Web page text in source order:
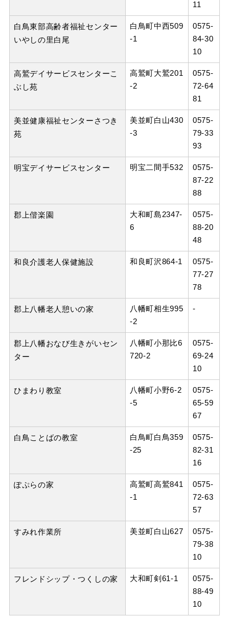
11
白鳥東部高齢者福祉センター
いやしの里白尾
白鳥町中西509
-1
0575-
84-30
10
高鷲デイサービスセンターこ
ぶし苑
高鷲町大鷲201
-2
0575-
72-64
81
美並健康福祉センターさつき
苑
美並町白山430
-3
0575-
79-33
93
明宝デイサービスセンター 明宝二間手532
0575-
87-22
88
郡上偕楽園
大和町島2347-
6
0575-
88-20
48
和良介護老人保健施設 和良町沢864-1
0575-
77-27
78
郡上八幡老人憩いの家
八幡町相生995
-2
-
郡上八幡おなび生きがいセン
ター
八幡町小那比6
720-2
0575-
69-24
10
ひまわり教室
八幡町小野6-2
-5
0575-
65-59
67
白鳥ことばの教室
白鳥町白鳥359
-25
0575-
82-31
16
ぽぷらの家
高鷲町高鷲841
-1
0575-
72-63
57
すみれ作業所 美並町白山627
0575-
79-38
10
フレンドシップ・つくしの家 大和町剣61-1
0575-
88-49
10